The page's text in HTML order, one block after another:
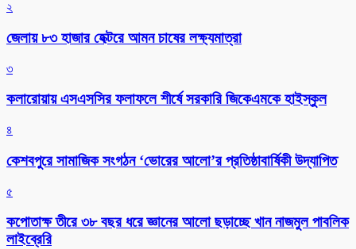
২
জেলায় ৮৩ হাজার হেক্টরে আমন চাষের লক্ষ্যমাত্রা
৩
কলারোয়ায় এসএসসির ফলাফলে শীর্ষে সরকারি জিকেএমকে হাইস্কুল
৪
কেশবপুরে সামাজিক সংগঠন ‘ভোরের আলো’র প্রতিষ্ঠাবার্ষিকী উদ্যাপিত
৫
কপোতাক্ষ তীরে ৩৮ বছর ধরে জ্ঞানের আলো ছড়াচ্ছে খান নাজমুল পাবলিক
লাইব্রেরি